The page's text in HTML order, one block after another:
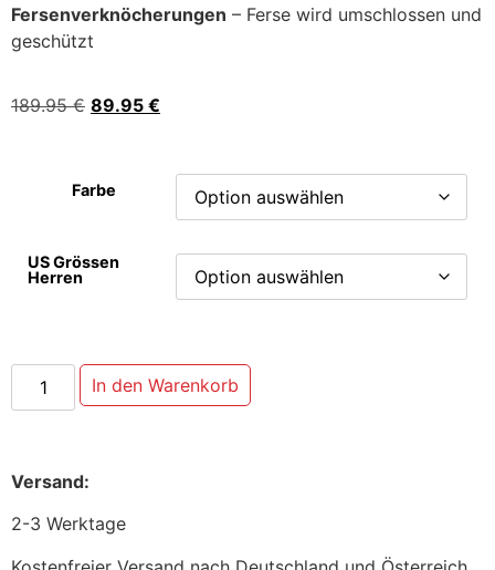
Fersenverknöcherungen – Ferse wird umschlossen und
geschützt
189.95€ 89.95 €
Farbe
US Grössen
Herren
In den Warenkorb
Versand:
2-3 Werktage